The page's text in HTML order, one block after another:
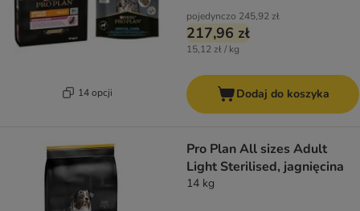
14 opcji
pojedynczo 245,92 zł
217,96 zł
15,12 zł / kg
Dodaj do koszyka
Pro Plan All sizes Adult
Light Sterilised, jagnięcina
14 kg